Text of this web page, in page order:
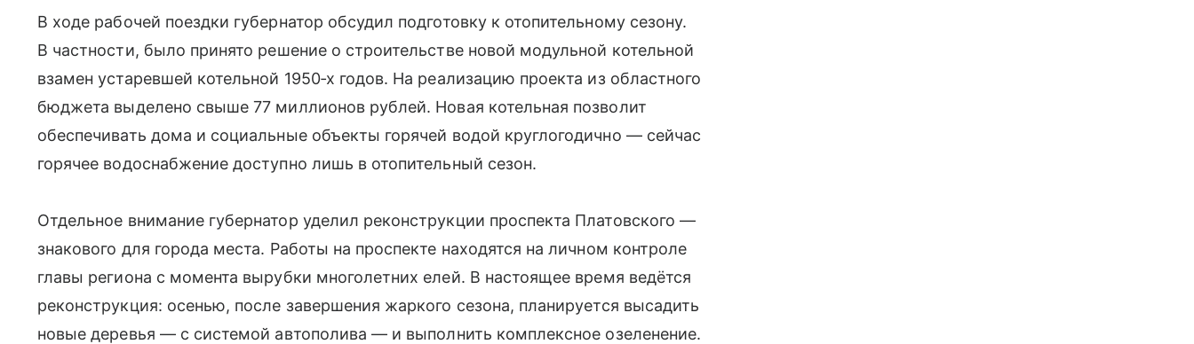
В ходе рабочей поездки губернатор обсудил подготовку к отопительному сезону.
В частности, было принято решение о строительстве новой модульной котельной
взамен устаревшей котельной 1950‑х годов. На реализацию проекта из областного
бюджета выделено свыше 77 миллионов рублей. Новая котельная позволит
обеспечивать дома и социальные объекты горячей водой круглогодично — сейчас
горячее водоснабжение доступно лишь в отопительный сезон.
Отдельное внимание губернатор уделил реконструкции проспекта Платовского —
знакового для города места. Работы на проспекте находятся на личном контроле
главы региона с момента вырубки многолетних елей. В настоящее время ведётся
реконструкция: осенью, после завершения жаркого сезона, планируется высадить
новые деревья — с системой автополива — и выполнить комплексное озеленение.